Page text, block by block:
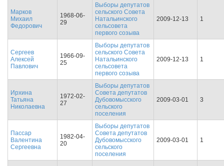
Марков
Михаил
Федорович
1968-06-
29
Выборы депутатов
cельского Совета
Натальинского
сельсовета
первого созыва
2009-12-13 1
Сергеев
Алексей
Павлович
1966-09-
25
Выборы депутатов
cельского Совета
Натальинского
сельсовета
первого созыва
2009-12-13 1
Ирхина
Татьяна
Николаевна
1972-02-
27
Выборы депутатов
Совета депутатов
Дубовомысского
сельского
поселения
2009-03-01 3
Пассар
Валентина
Сергеевна
1982-04-
20
Выборы депутатов
Совета депутатов
Дубовомысского
сельского
поселения
2009-03-01 1